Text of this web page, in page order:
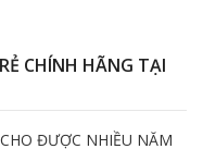
CHÍNH HÃNG TẠI
ĐƯỢC NHIỀU NĂM